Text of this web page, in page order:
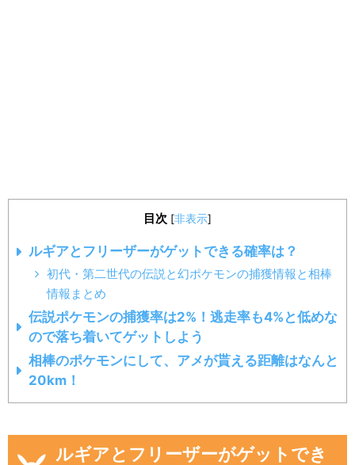
目次 [非表示]
ルギアとフリーザーがゲットできる確率は？
初代・第二世代の伝説と幻ポケモンの捕獲情報と相棒
情報まとめ
伝説ポケモンの捕獲率は2%！逃走率も4%と低めな
ので落ち着いてゲットしよう
相棒のポケモンにして、アメが貰える距離はなんと
20km！
ルギアとフリーザーがゲットでき